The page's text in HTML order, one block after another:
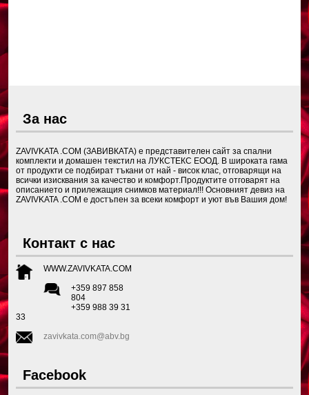
За нас
ZAVIVKATA .COM (ЗАВИВКАТА) е представителен сайт за спални
комплекти и домашен текстил на ЛУКСТЕКС ЕООД. В широката гама
от продукти се подбират тъкани от най - висок клас, отговарящи на
всички изисквания за качество и комфорт.Продуктите отговарят на
описанието и прилежащия снимков материал!!! Основният девиз на
ZAVIVKATA .COM е достъпен за всеки комфорт и уют във Вашия дом!
Контакт с нас
WWW.ZAVIVKATA.COM
+359 897 858
804
+359 988 39 31
33
zavivkata.com@abv.bg
Facebook